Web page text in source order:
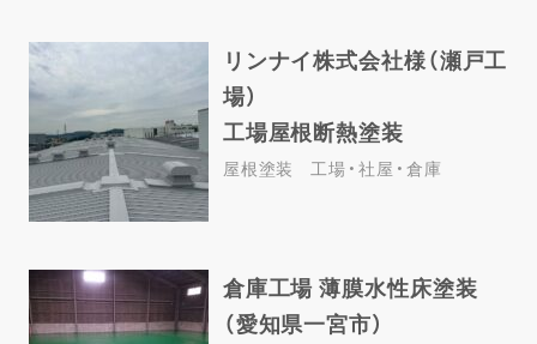
リンナイ株式会社様（瀬戸工
場）
工場屋根断熱塗装
屋根塗装 工場・社屋・倉庫
倉庫工場 薄膜水性床塗装
（愛知県一宮市）